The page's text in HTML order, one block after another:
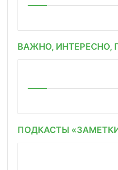
ВАЖНО, ИНТЕРЕСНО,
ПОДКАСТЫ